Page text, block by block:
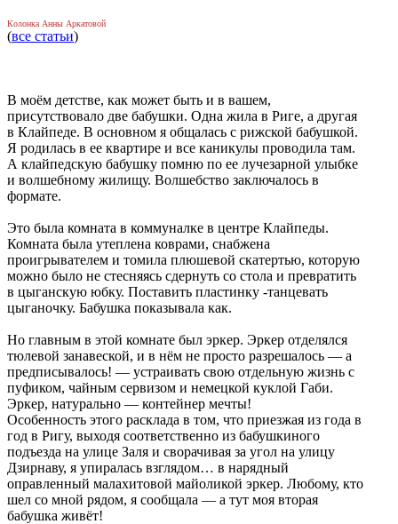
Колонка Анны Аркатовой
(все статьи)
В моём детстве, как может быть и в вашем,
присутствовало две бабушки. Одна жила в Риге, а другая
в Клайпеде. В основном я общалась с рижской бабушкой.
Я родилась в ее квартире и все каникулы проводила там.
А клайпедскую бабушку помню по ее лучезарной улыбке
и волшебному жилищу. Волшебство заключалось в
формате.
Это была комната в коммуналке в центре Клайпеды.
Комната была утеплена коврами, снабжена
проигрывателем и томила плюшевой скатертью, которую
можно было не стесняясь сдернуть со стола и превратить
в цыганскую юбку. Поставить пластинку -танцевать
цыганочку. Бабушка показывала как.
Но главным в этой комнате был эркер. Эркер отделялся
тюлевой занавеской, и в нём не просто разрешалось — а
предписывалось! — устраивать свою отдельную жизнь с
пуфиком, чайным сервизом и немецкой куклой Габи.
Эркер, натурально — контейнер мечты!
Особенность этого расклада в том, что приезжая из года в
год в Ригу, выходя соответственно из бабушкиного
подъезда на улице Заля и сворачивая за угол на улицу
Дзирнаву, я упиралась взглядом… в нарядный
оправленный малахитовой майоликой эркер. Любому, кто
шел со мной рядом, я сообщала — а тут моя вторая
бабушка живёт!